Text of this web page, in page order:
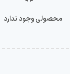
محصولی وجود ندارد